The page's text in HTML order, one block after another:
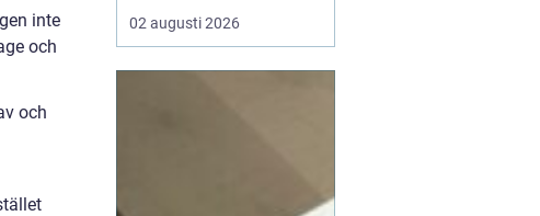
inte
och
och
traditionellt till att bli ett
av de mest moderna
02 augusti 2026